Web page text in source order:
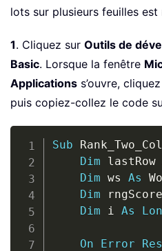
lots sur plusieurs feuilles est
1. Cliquez sur Outils de
Basic. Lorsque la fenêtre
Applications s’ouvre,
puis copiez-collez le code
Sub
Dim lastRow
Dim ws As
Dim
Dim i As
On Error